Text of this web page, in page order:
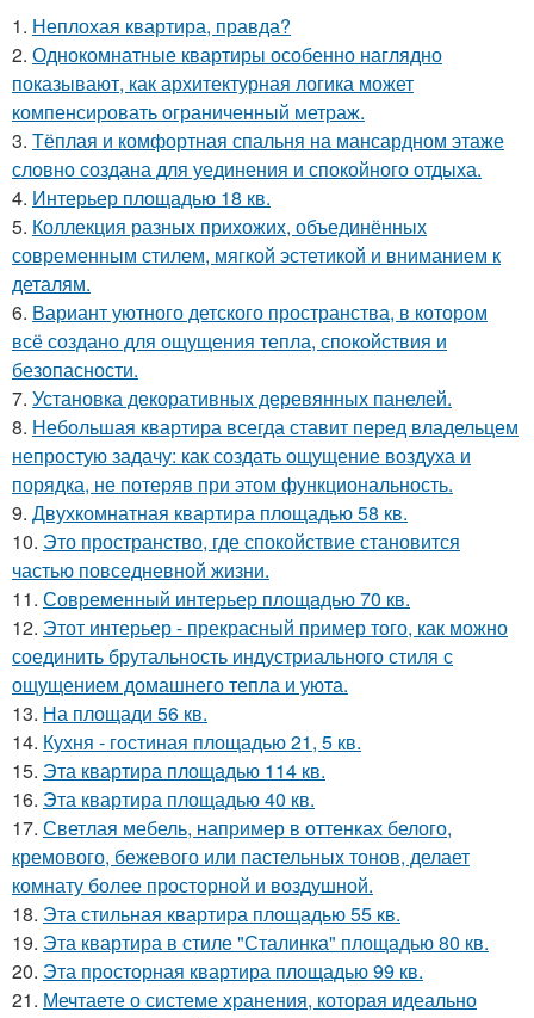
1. Неплохая квартира, правда?
2. Однокомнатные квартиры особенно наглядно
показывают, как архитектурная логика может
компенсировать ограниченный метраж.
3. Тёплая и комфортная спальня на мансардном этаже
словно создана для уединения и спокойного отдыха.
4. Интерьер площадью 18 кв.
5. Коллекция разных прихожих, объединённых
современным стилем, мягкой эстетикой и вниманием к
деталям.
6. Вариант уютного детского пространства, в котором
всё создано для ощущения тепла, спокойствия и
безопасности.
7. Установка декоративных деревянных панелей.
8. Небольшая квартира всегда ставит перед владельцем
непростую задачу: как создать ощущение воздуха и
порядка, не потеряв при этом функциональность.
9. Двухкомнатная квартира площадью 58 кв.
10. Это пространство, где спокойствие становится
частью повседневной жизни.
11. Современный интерьер площадью 70 кв.
12. Этот интерьер - прекрасный пример того, как можно
соединить брутальность индустриального стиля с
ощущением домашнего тепла и уюта.
13. На площади 56 кв.
14. Кухня - гостиная площадью 21, 5 кв.
15. Эта квартира площадью 114 кв.
16. Эта квартира площадью 40 кв.
17. Светлая мебель, например в оттенках белого,
кремового, бежевого или пастельных тонов, делает
комнату более просторной и воздушной.
18. Эта стильная квартира площадью 55 кв.
19. Эта квартира в стиле "Сталинка" площадью 80 кв.
20. Эта просторная квартира площадью 99 кв.
21. Мечтаете о системе хранения, которая идеально